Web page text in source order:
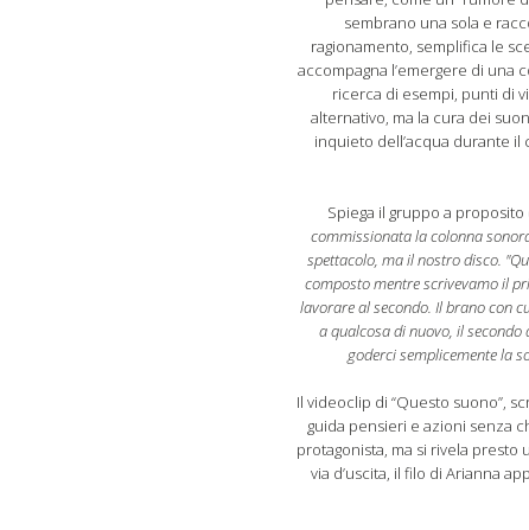
sembrano una sola e
ragionamento, semplifica le
accompagna l’emergere di una
ricerca di esempi, punti di
alternativo, ma la cura dei
inquieto dell’acqua durante
Spiega il gruppo a
commissionata la colonna
spettacolo, ma il nostro disco.
composto mentre scrivevamo il
lavorare al secondo. Il brano con
a qualcosa di nuovo, il
goderci semplicemente la
Il videoclip di “Questo suono”,
guida pensieri e azioni senza
protagonista, ma si rivela
via d’uscita, il filo di Arianna